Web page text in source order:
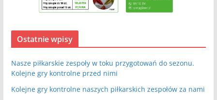
Ostatnie wpisy
Nasze piłkarskie zespoły w toku przygotowań do sezonu.
Kolejne gry kontrolne przed nimi
Kolejne gry kontrolne naszych piłkarskich zespołów za nami